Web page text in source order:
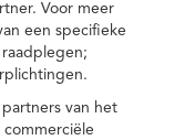
Voor meer
een specifieke
van het